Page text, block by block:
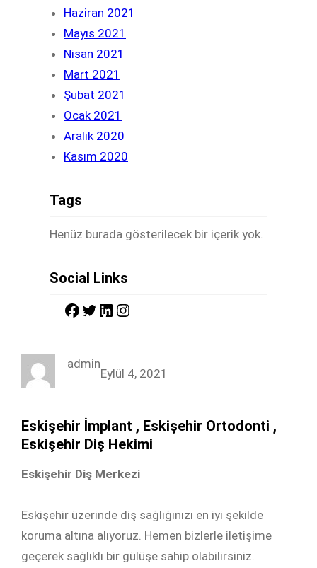
Haziran 2021
Mayıs 2021
Nisan 2021
Mart 2021
Şubat 2021
Ocak 2021
Aralık 2020
Kasım 2020
Tags
Henüz burada gösterilecek bir içerik yok.
Social Links
F
e
o
T
t
r
L
k
I
t
r
m
admin
Eylül 4, 2021
Eskişehir İmplant , Eskişehir Ortodonti ,
Eskişehir Diş Hekimi
Eskişehir Diş Merkezi
Eskişehir üzerinde diş sağlığınızı en iyi şekilde
koruma altına alıyoruz. Hemen bizlerle iletişime
geçerek sağlıklı bir gülüşe sahip olabilirsiniz.